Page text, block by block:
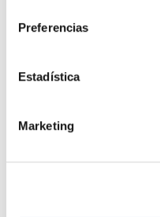
Preferencias
Estadística
Marketing